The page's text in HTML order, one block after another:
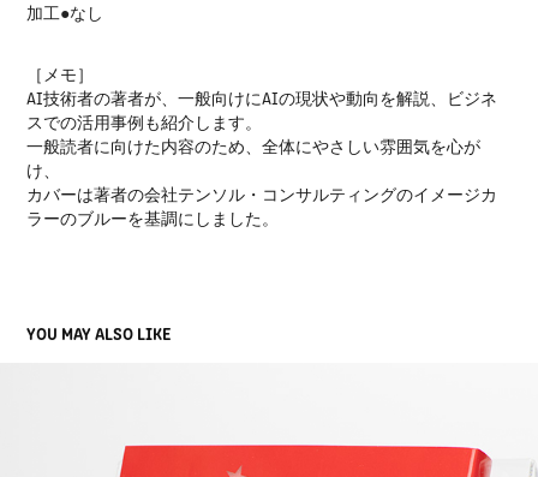
加工●なし
［メモ］
AI技術者の著者が、一般向けにAIの現状や動向を解説、ビジネ
スでの活用事例も紹介します。
一般読者に向けた内容のため、全体にやさしい雰囲気を心が
け、
カバーは著者の会社テンソル・コンサルティングのイメージカ
ラーのブルーを基調にしました。
YOU MAY ALSO LIKE